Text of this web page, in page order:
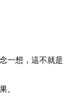
一想，這不就是
。